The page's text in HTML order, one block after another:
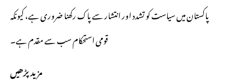
پاکستان میں سیاست کو تشدد اور انتشار سے پاک رکھنا ضروری ہے، کیونکہ
قومی استحکام سب سے مقدم ہے۔
مزید پڑھیں